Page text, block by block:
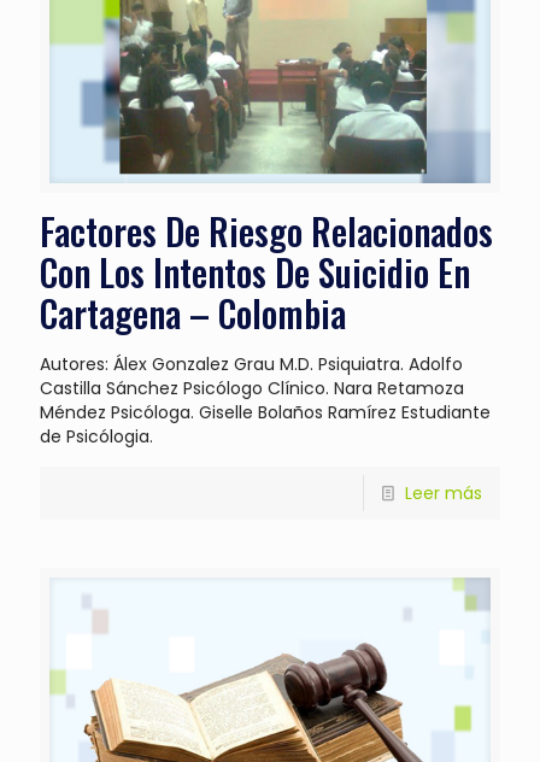
Factores De Riesgo Relacionados
Con Los Intentos De Suicidio En
Cartagena – Colombia
Autores: Álex Gonzalez Grau M.D. Psiquiatra. Adolfo
Castilla Sánchez Psicólogo Clínico. Nara Retamoza
Méndez Psicóloga. Giselle Bolaños Ramírez Estudiante
de Psicólogia.
Leer más